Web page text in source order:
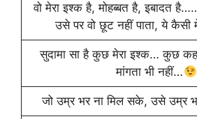
वो मेरा इश्क है, मोहब्बत है, इबादत
उसे पर वो छूट नहीं पाता, ये
सुदामा सा है कुछ मेरा इश्क… कुछ
मांगता भी नहीं…
जो उम्र भर ना मिल सके, उसे उम्र